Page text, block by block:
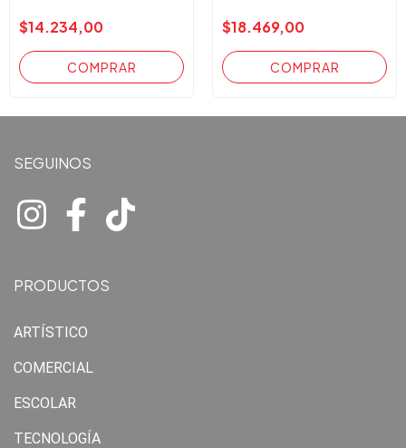
$14.234,00 $18.469,00
SEGUINOS
PRODUCTOS
ARTÍSTICO
COMERCIAL
ESCOLAR
TECNOLOGÍA